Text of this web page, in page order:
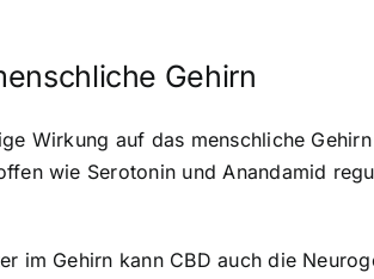
Gehirn
Wirkung auf das menschliche
wie Serotonin und Anandamid
im Gehirn kann CBD auch die